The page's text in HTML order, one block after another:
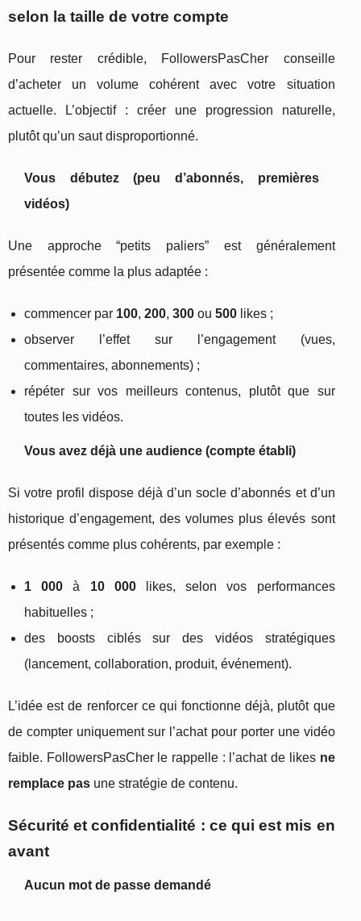
selon la taille de votre compte
Pour rester crédible, FollowersPasCher conseille
d’acheter un volume cohérent avec votre situation
actuelle. L’objectif : créer une progression naturelle,
plutôt qu’un saut disproportionné.
Vous débutez (peu d’abonnés, premières
vidéos)
Une approche “petits paliers” est généralement
présentée comme la plus adaptée :
commencer par 100, 200, 300 ou 500 likes ;
observer l’effet sur l’engagement (vues,
commentaires, abonnements) ;
répéter sur vos meilleurs contenus, plutôt que sur
toutes les vidéos.
Vous avez déjà une audience (compte établi)
Si votre profil dispose déjà d’un socle d’abonnés et d’un
historique d’engagement, des volumes plus élevés sont
présentés comme plus cohérents, par exemple :
1 000 à 10 000likes, selon vos performances
habituelles ;
des boosts ciblés sur des vidéos stratégiques
(lancement, collaboration, produit, événement).
L’idée est de renforcer ce qui fonctionne déjà, plutôt que
de compter uniquement sur l’achat pour porter une vidéo
faible. FollowersPasCher le rappelle : l’achat de likes ne
remplace pas une stratégie de contenu.
Sécurité et confidentialité : ce qui est mis en
avant
Aucun mot de passe demandé